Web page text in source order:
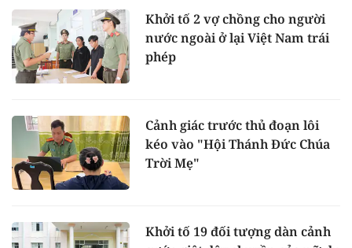
Khởi tố 2 vợ chồng cho người
nước ngoài ở lại Việt Nam trái
phép
Cảnh giác trước thủ đoạn lôi
kéo vào "Hội Thánh Đức Chúa
Trời Mẹ"
Khởi tố 19 đối tượng dàn cảnh